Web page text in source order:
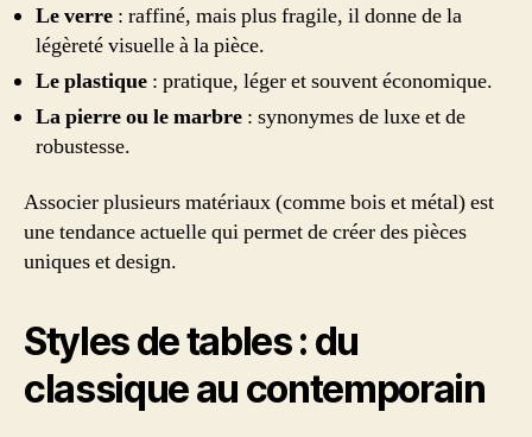
Le verre : raffiné, mais plus fragile, il donne de la
légèreté visuelle à la pièce.
Le plastique : pratique, léger et souvent économique.
La pierre ou le marbre : synonymes de luxe et de
robustesse.
Associer plusieurs matériaux (comme bois et métal) est
une tendance actuelle qui permet de créer des pièces
uniques et design.
Styles de tables : du
classique au contemporain